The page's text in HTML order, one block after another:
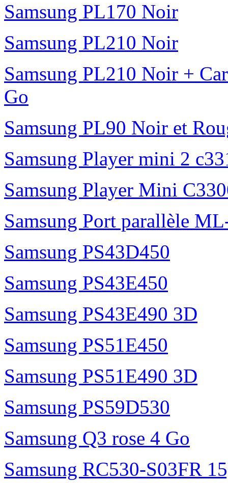
Samsung PL170 Noir
Samsung PL210 Noir
Samsung PL210 Noir +
Go
Samsung PL90 Noir et
Samsung Player mini 2
Samsung Player Mini
Samsung Port parallèle
Samsung PS43D450
Samsung PS43E450
Samsung PS43E490 3D
Samsung PS51E450
Samsung PS51E490 3D
Samsung PS59D530
Samsung Q3 rose 4 Go
Samsung RC530-S03FR